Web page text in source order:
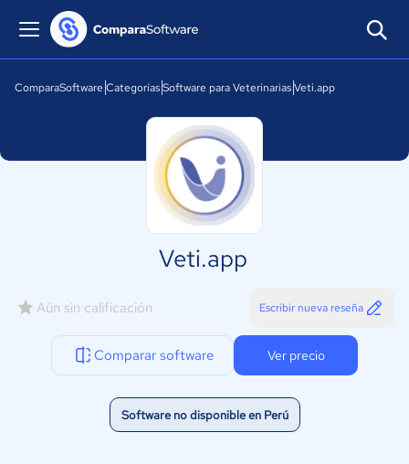
ComparaSoftware CategoríasSoftware para VeterinariasVeti.app
Veti.app
Aún sin calificación Escribir nueva reseña
Comparar software Ver precio
Software no disponible en Perú